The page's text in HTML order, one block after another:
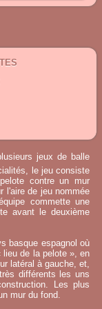
jeux de balle
le jeu consiste
contre un mur
l'aire de jeu nommée
commette une
avant le deuxième
basque espagnol où
lieu de la pelote », en
latéral à gauche, et,
différents les uns
Les plus
mur du fond.